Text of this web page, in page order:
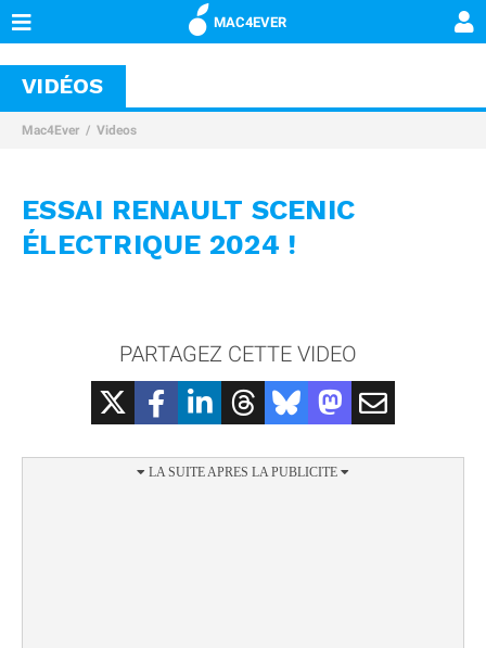
MAC4EVER
VIDÉOS
Mac4Ever Videos
ESSAI RENAULT SCENIC
ÉLECTRIQUE 2024 !
PARTAGEZ CETTE VIDEO